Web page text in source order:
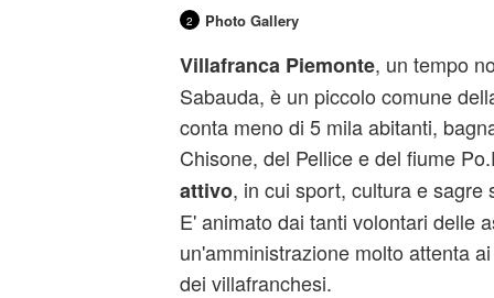
2 Photo Gallery
Villafranca Piemonte, un tempo
Sabauda, è un piccolo comune
conta meno di 5 mila abitanti,
Chisone, del Pellice e del fiume
attivo, in cui sport, cultura e sagre
E' animato dai tanti volontari delle
un'amministrazione molto attenta
dei villafranchesi.